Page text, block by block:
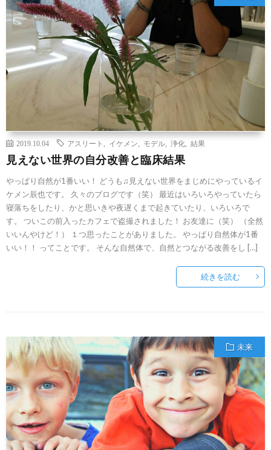
2019.10.04 アスリート イケメン モデル 浄化 結果
見えない世界の自分改善と臨床結果
やっぱり自然が1番いい！ どうも♫見えない世界をまじめにやっているイ
ケメン辰也です。 久々のブログです（笑） 最近はいろいろやっていたら
寝落ちをしたり、かと思いきや夜遅くまで起きていたり、いろいろで
す。 ついこの前入ったカフェで盗撮されました！ お友達に（笑） （全然
いいんやけど！） １つ思ったことがありました。 やっぱり自然体が1番
いい！！ ってことです。 そんな自然体で、自然とつながる改善をし […]
続きを読む
未来